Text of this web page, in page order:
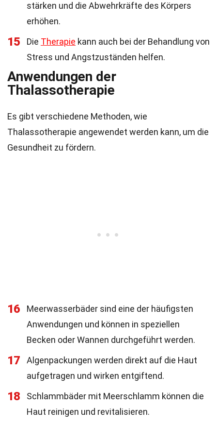
stärken und die Abwehrkräfte des Körpers
erhöhen.
15 Die Therapie kann auch bei der Behandlung von
Stress und Angstzuständen helfen.
Anwendungen der
Thalassotherapie
Es gibt verschiedene Methoden, wie
Thalassotherapie angewendet werden kann, um die
Gesundheit zu fördern.
16
Meerwasserbäder sind eine der häufigsten
Anwendungen und können in speziellen
Becken oder Wannen durchgeführt werden.
17
Algenpackungen werden direkt auf die Haut
aufgetragen und wirken entgiftend.
18
Schlammbäder mit Meerschlamm können die
Haut reinigen und revitalisieren.